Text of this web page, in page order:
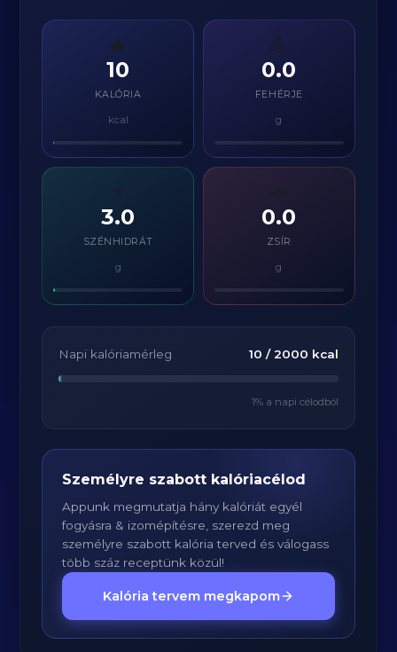
🔥
10
KALÓRIA
kcal
💪
0.0
FEHÉRJE
g
⚡
3.0
SZÉNHIDRÁT
g
0.0
ZSÍR
g
Napi kalóriamérleg 10 / 2000 kcal
1% a napi célodból
Személyre szabott kalóriacélod
Appunk megmutatja hány kalóriát egyél
fogyásra & izomépítésre, szerezd meg
személyre szabott kalória terved és válogass
több száz receptünk közül!
Kalória tervem megkapom